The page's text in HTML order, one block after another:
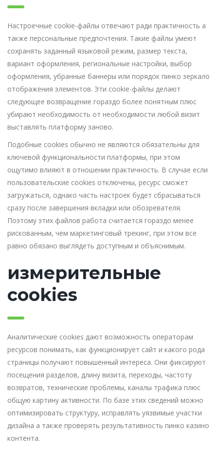
Настроечные cookie-файлы отвечают ради практичность а
также персональные предпочтения. Такие файлы умеют
сохранять заданный языковой режим, размер текста,
вариант оформления, региональные настройки, выбор
оформления, убранные баннеры или порядок пинко зеркало
отображения элементов. Эти cookie-файлы делают
следующее возвращение гораздо более понятным плюс
убирают необходимость от необходимости любой визит
выставлять платформу заново.
Подобные cookies обычно не являются обязательны для
ключевой функциональности платформы, при этом
ощутимо влияют в отношении практичность. В случае если
пользовательские cookies отключены, ресурс сможет
загружаться, однако часть настроек будет сбрасываться
сразу после завершения вкладки или обозревателя.
Поэтому этих файлов работа считается гораздо менее
рискованным, чем маркетинговый трекинг, при этом все
равно обязано выглядеть доступным и объяснимым.
измерительные
cookies
Аналитические cookies дают возможность операторам
ресурсов понимать, как функционирует сайт и какого рода
страницы получают повышенный интереса. Они фиксируют
посещения разделов, длину визита, переходы, частоту
возвратов, технические проблемы, каналы трафика плюс
общую картину активности. По базе этих сведений можно
оптимизировать структуру, исправлять уязвимые участки
дизайна а также проверять результативность пинко казино
контента.